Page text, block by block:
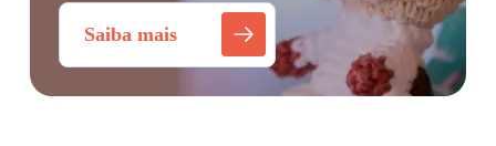
Saiba mais